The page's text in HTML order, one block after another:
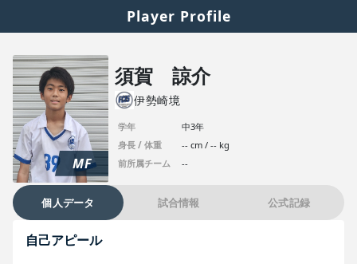
Player Profile
MF
須賀 諒介
伊勢崎境
学年
中3年
身長 / 体重
-- cm / -- kg
前所属チーム
--
個人データ 試合情報 公式記録
自己アピール